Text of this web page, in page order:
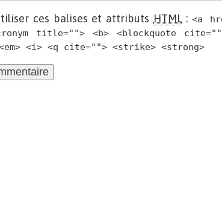
ces balises et attributs HTML:<a
title=""> <b> <blockquote
<i> <q cite=""> <strike> <strong>